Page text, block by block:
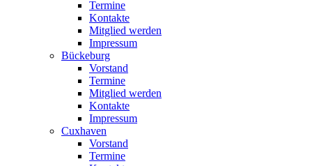
Termine
Kontakte
Mitglied werden
Impressum
Bückeburg
Vorstand
Termine
Mitglied werden
Kontakte
Impressum
Cuxhaven
Vorstand
Termine